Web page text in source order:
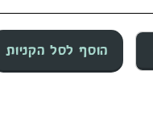
הוסף לסל הקניות